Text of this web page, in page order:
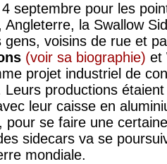
septembre pour les
Angleterre, la Swallow
gens, voisins de rue et
(voir sa biographie) et
projet industriel de
Leurs productions
leur caisse en
pour se faire une
sidecars va se
mondiale.